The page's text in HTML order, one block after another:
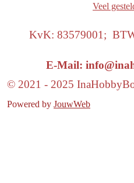
Veel
KvK: 83579001;
E-Mail:
© 2021 - 2025
Powered by JouwWeb